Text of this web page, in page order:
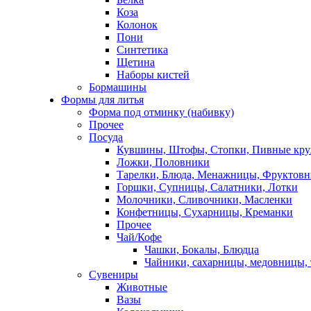
Коза
Колонок
Пони
Синтетика
Щетина
Наборы кистей
Бормашины
Формы для литья
Форма под отминку (набивку)
Прочее
Посуда
Кувшины, Штофы, Стопки, Пивные
Ложки, Половники
Тарелки, Блюда, Менажницы,
Горшки, Супницы, Салатники, Лотки
Молочники, Сливочники, Масленки
Конфетницы, Сухарницы, Креманки
Прочее
Чай/Кофе
Чашки, Бокалы, Блюдца
Чайники, сахарницы, медовницы,
Сувениры
Животные
Вазы